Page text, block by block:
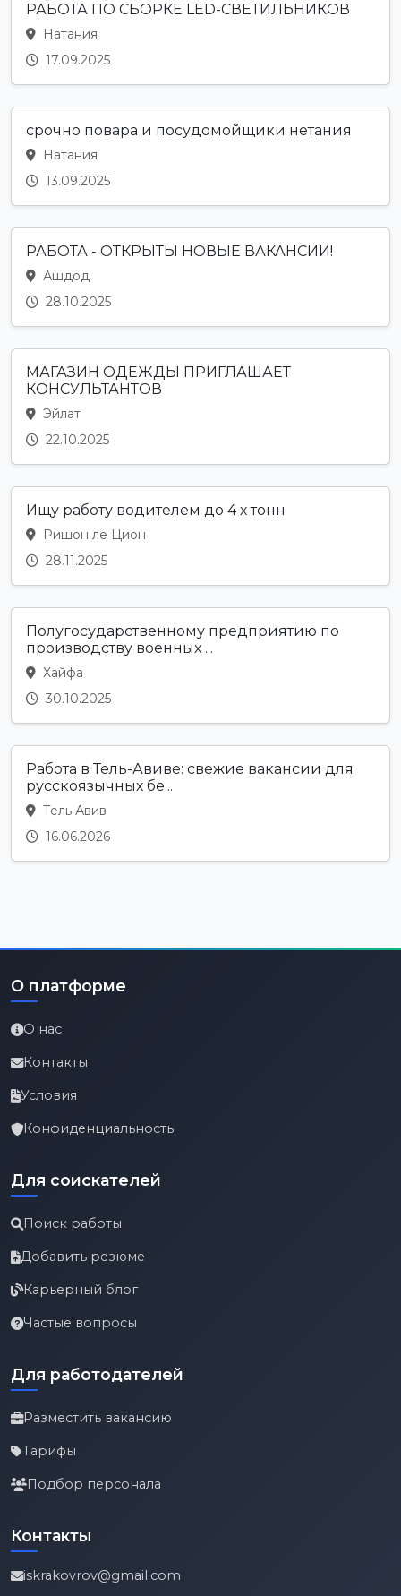
РАБОТА ПО СБОРКЕ LED-СВЕТИЛЬНИКОВ
Натания
17.09.2025
срочно повара и посудомойщики нетания
Натания
13.09.2025
РАБОТА - ОТКРЫТЫ НОВЫЕ ВАКАНСИИ!
Ашдод
28.10.2025
МАГАЗИН ОДЕЖДЫ ПРИГЛАШАЕТ
КОНСУЛЬТАНТОВ
Эйлат
22.10.2025
Ищу работу водителем до 4 х тонн
Ришон ле Цион
28.11.2025
Полугосударственному предприятию по
производству военных ...
Хайфа
30.10.2025
Работа в Тель-Авиве: свежие вакансии для
русскоязычных бе...
Тель Авив
16.06.2026
О платформе
О нас
Контакты
Условия
Конфиденциальность
Для соискателей
Поиск работы
Добавить резюме
Карьерный блог
Частые вопросы
Для работодателей
Разместить вакансию
Тарифы
Подбор персонала
Контакты
iskrakovrov@gmail.com